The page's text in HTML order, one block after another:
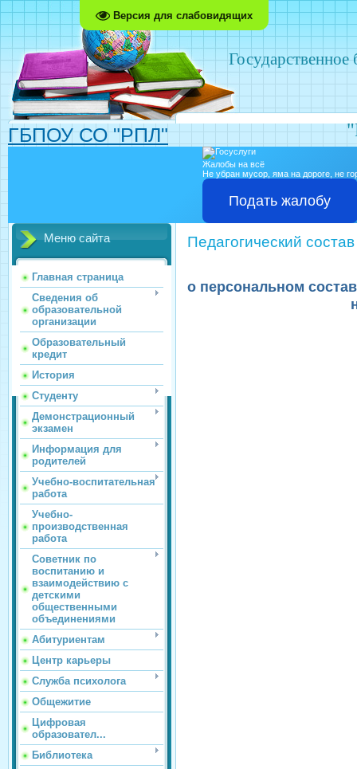
Версия для слабовидящих
ГБПОУ СО "РПЛ"
Жалобы на всё
Не убран мусор, яма на дороге, не
Подать жалобу
Меню сайта
Главная страница
Сведения об
образовательной
организации
Образовательный
кредит
История
Студенту
Демонстрационный
экзамен
Информация для
родителей
Учебно-воспитательная
работа
Учебно-
производственная
работа
Советник по
воспитанию и
взаимодействию с
детскими
общественными
объединениями
Абитуриентам
Центр карьеры
Служба психолога
Общежитие
Цифровая
образовател...
Библиотека
Педагогический состав
о персональном